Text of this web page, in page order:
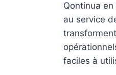
Qontinua
au service
faciles à